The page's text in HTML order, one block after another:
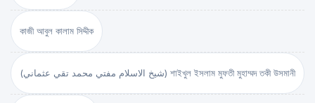
কাজী আবুল কালাম সিদ্দীক
(شيخ الاسلام مفتي محمد تقي عثماني) শাইখুল ইসলাম মুফতী মুহাম্মদ তকী উসমানী